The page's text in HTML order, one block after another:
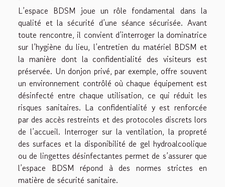
L’espace BDSM joue un rôle fondamental dans la
qualité et la sécurité d’une séance sécurisée. Avant
toute rencontre, il convient d’interroger la dominatrice
sur l’hygiène du lieu, l’entretien du matériel BDSM et
la manière dont la confidentialité des visiteurs est
préservée. Un donjon privé, par exemple, offre souvent
un environnement contrôlé où chaque équipement est
désinfecté entre chaque utilisation, ce qui réduit les
risques sanitaires. La confidentialité y est renforcée
par des accès restreints et des protocoles discrets lors
de l’accueil. Interroger sur la ventilation, la propreté
des surfaces et la disponibilité de gel hydroalcoolique
ou de lingettes désinfectantes permet de s’assurer que
l’espace BDSM répond à des normes strictes en
matière de sécurité sanitaire.